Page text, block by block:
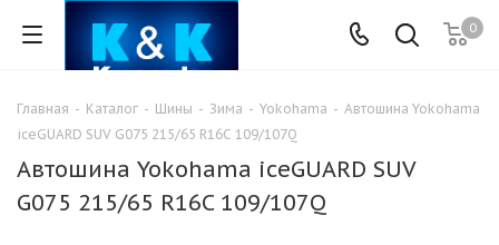
0
Главная - Каталог - Шины - Зима - Yokohama - Автошина Yokohama
iceGUARD SUV G075 215/65 R16C 109/107Q
Автошина Yokohama iceGUARD SUV
G075 215/65 R16C 109/107Q